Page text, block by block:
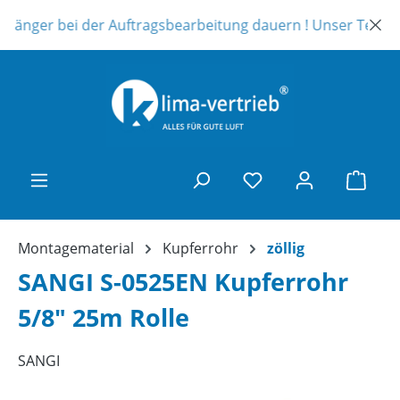
Zum Hauptinhalt springen
bei der Auftragsbearbeitung dauern ! Unser
Montagematerial Kupferrohr zöllig
SANGI S-0525EN Kupferrohr
5/8" 25m Rolle
SANGI